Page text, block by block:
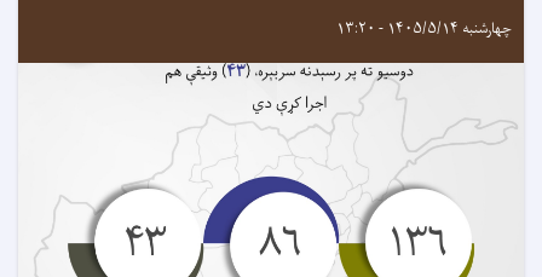
چهارشنبه ۱۴۰۵/۵/۱۴ - ۱۳:۲۰